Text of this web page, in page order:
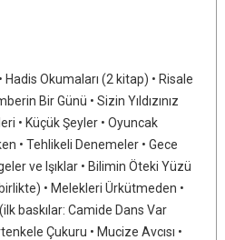
Hadis Okumaları (2 kitap) • Risale
Bir Günü • Sizin Yıldızınız
• Küçük Şeyler • Oyuncak
• Tehlikeli Denemeler • Gece
ve Işıklar • Bilimin Öteki Yüzü
• Melekleri Ürkütmeden •
baskılar: Camide Dans Var
Çukuru • Mucize Avcısı •